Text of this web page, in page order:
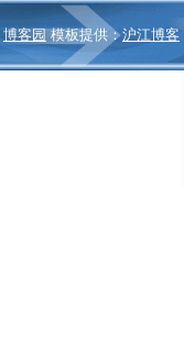
博客园 模板提供：沪江博客